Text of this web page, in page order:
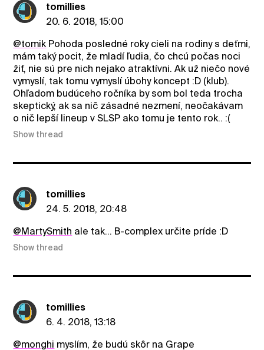
tomillies
20. 6. 2018, 15:00
@tomik Pohoda posledné roky cieli na rodiny s deťmi,
mám taký pocit, že mladí ľudia, čo chcú počas noci
žiť, nie sú pre nich nejako atraktívni. Ak už niečo nové
vymyslí, tak tomu vymyslí úbohy koncept :D (klub).
Ohľadom budúceho ročníka by som bol teda trocha
skeptický, ak sa nič zásadné nezmení, neočakávam
o nič lepší lineup v SLSP ako tomu je tento rok.. :(
Show thread
tomillies
24. 5. 2018, 20:48
@MartySmith ale tak... B-complex určite príde :D
Show thread
tomillies
6. 4. 2018, 13:18
@monghi myslím, že budú skôr na Grape